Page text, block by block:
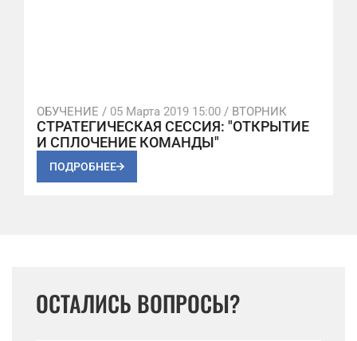
ОБУЧЕНИЕ / 05 Марта 2019 15:00 / ВТОРНИК
СТРАТЕГИЧЕСКАЯ СЕССИЯ: "ОТКРЫТИЕ
И СПЛОЧЕНИЕ КОМАНДЫ"
ПОДРОБНЕЕ
ОСТАЛИСЬ ВОПРОСЫ?